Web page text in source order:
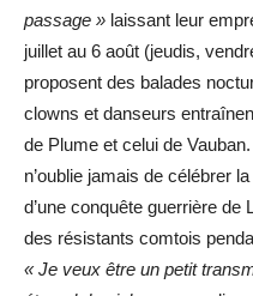
passage » laissant leur
juillet au 6 août (jeudis,
proposent des balades
clowns et danseurs
de Plume et celui de
n’oublie jamais de célébrer
d’une conquête guerrière de
des résistants comtois
« Je veux être un petit